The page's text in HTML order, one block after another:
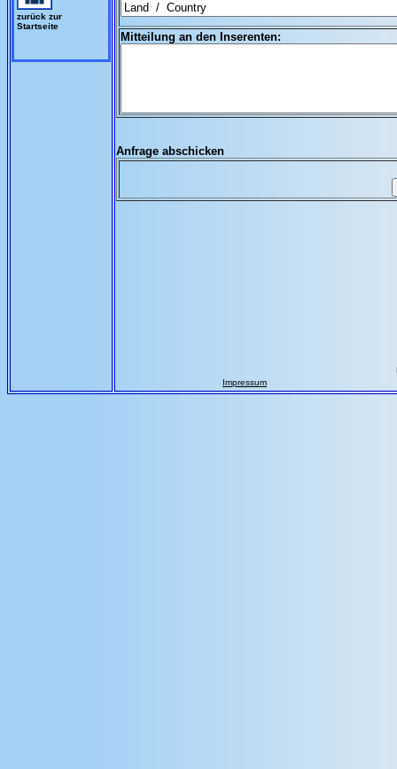
zurück zur
Startseite
Mitteilung an den Inserenten:
Anfrage abschicken
Impressum